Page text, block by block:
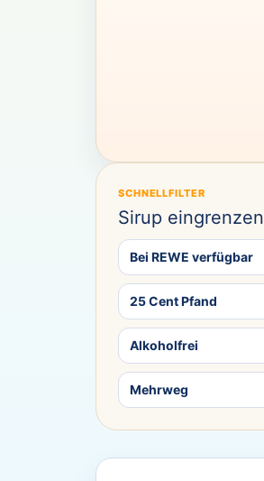
SCHNELLFILTER
Sirup eingrenzen
Bei REWE verfügbar
25 Cent Pfand
Alkoholfrei
Mehrweg